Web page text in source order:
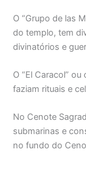
O “Grupo de las
do templo, tem
divinatórios e
O “El Caracol”
faziam rituais e
No Cenote
submarinas e
no fundo do